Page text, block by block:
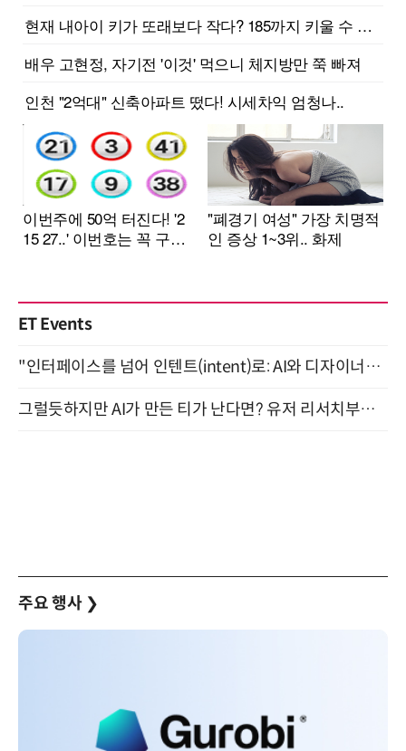
ET Events
"인터페이스를 넘어 인텐트(intent)로: AI와 디자이너가 함께 만드는 공존의 UX" 강남역 (9/2)
그럴듯하지만 AI가 만든 티가 난다면? 유저 리서치부터 배포까지! (9/15)
주요 행사 ❯